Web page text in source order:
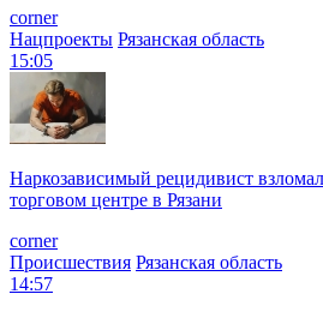
corner
Нацпроекты Рязанская область
15:05
Наркозависимый рецидивист
торговом центре в Рязани
corner
Происшествия Рязанская область
14:57